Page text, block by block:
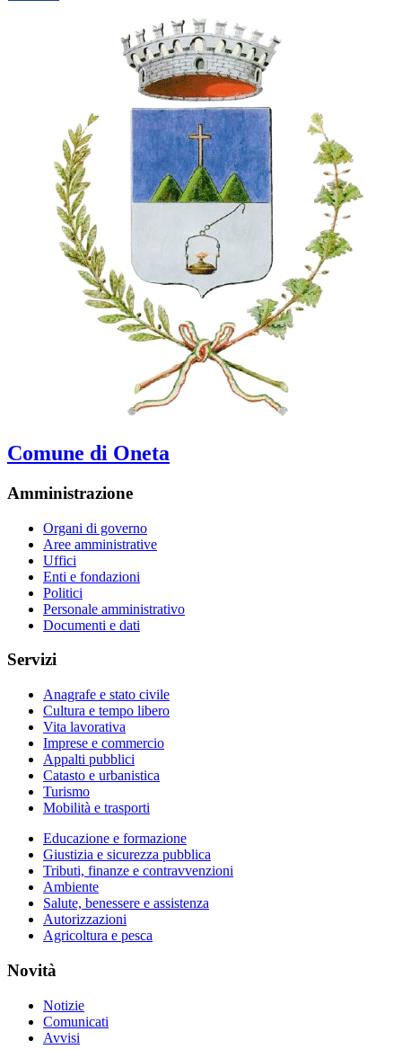
Comune di Oneta
Amministrazione
Organi di governo
Aree amministrative
Uffici
Enti e fondazioni
Politici
Personale amministrativo
Documenti e dati
Servizi
Anagrafe e stato civile
Cultura e tempo libero
Vita lavorativa
Imprese e commercio
Appalti pubblici
Catasto e urbanistica
Turismo
Mobilità e trasporti
Educazione e formazione
Giustizia e sicurezza pubblica
Tributi, finanze e contravvenzioni
Ambiente
Salute, benessere e assistenza
Autorizzazioni
Agricoltura e pesca
Novità
Notizie
Comunicati
Avvisi